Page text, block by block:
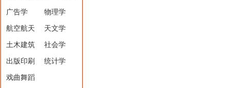
广告学 物理学
航空航天 天文学
土木建筑 社会学
出版印刷 统计学
戏曲舞蹈